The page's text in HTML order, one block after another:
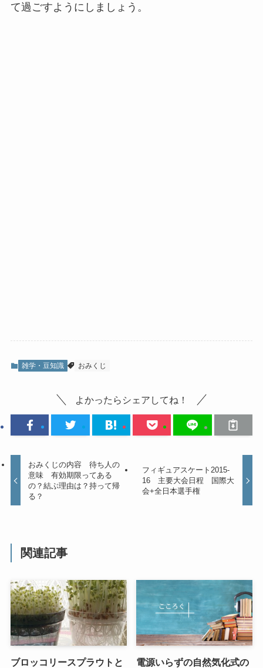
て過ごすようにしましょう。
雑学・豆知識 おみくじ
よかったらシェアしてね！
おみくじの内容 待ち人の
意味 有効期限ってある
の？結ぶ理由は？持って帰
る？
フィギュアスケート2015-
16 主要大会日程 国際大
会+全日本選手権
関連記事
ブロッコリースプラウトと
電源いらずの自然気化式の